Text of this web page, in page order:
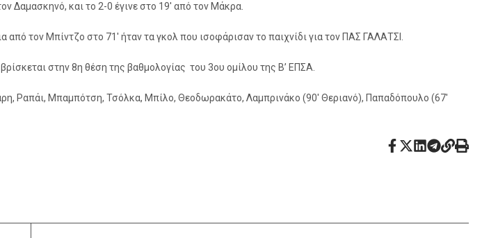
Δαμασκηνό, και το 2-0 έγινε στο 19′ από τον Μάκρα.
από τον Μπίντζο στο 71′ ήταν τα γκολ που ισοφάρισαν το παιχνίδι για τον ΠΑΣ ΓΑΛΑΤΣΙ.
στην 8η θέση της βαθμολογίας του 3ου ομίλου της Β’ ΕΠΣΑ.
Ραπάι, Μπαμπότση, Τσόλκα, Μπίλο, Θεοδωρακάτο, Λαμπρινάκο (90′ Θεριανό), Παπαδόπουλο (67′